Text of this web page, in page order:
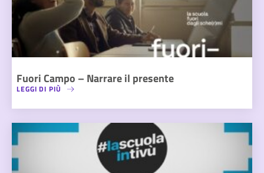
Fuori Campo – Narrare il presente
LEGGI DI PIÙ